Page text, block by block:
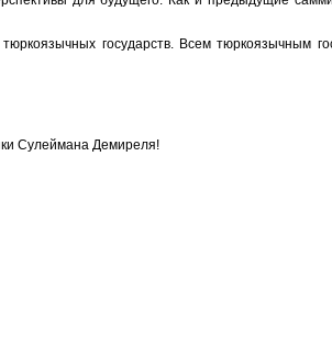
государств. Всем тюркоязычным
Сулеймана Демиреля!